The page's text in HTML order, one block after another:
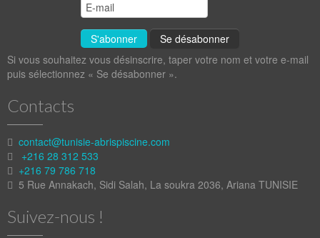
Si vous souhaitez vous désinscrire, taper votre nom et votre e-mail
puis sélectionnez « Se désabonner ».
Contacts
contact@tunisie-abrispiscine.com
+216 28 312 533
+216 79 786 718
5 Rue Annakach, Sidi Salah, La soukra 2036, Ariana TUNISIE
Suivez-nous !